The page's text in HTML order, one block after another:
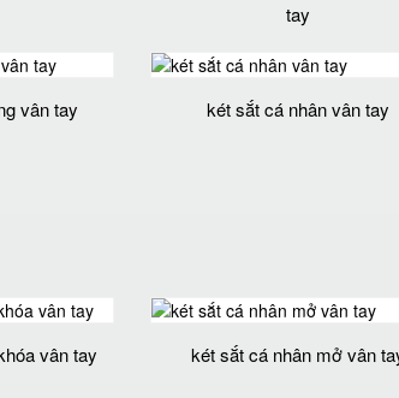
tay
vân tay
két sắt cá nhân vân tay
vân tay két sắt cá nhân mở vân